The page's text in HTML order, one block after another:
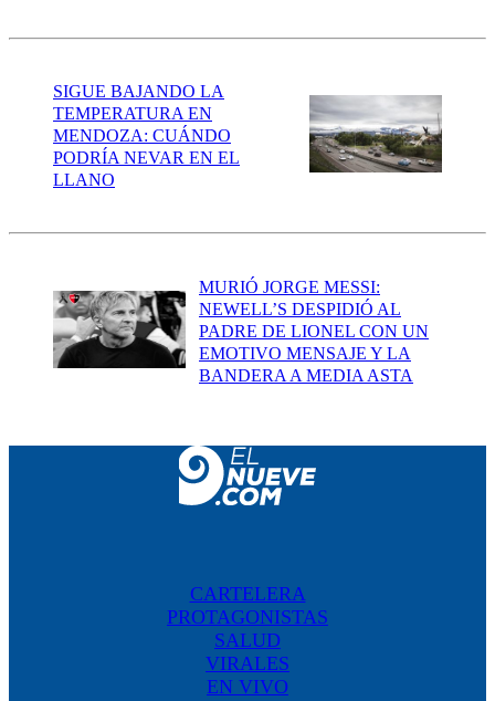
SIGUE BAJANDO LA
TEMPERATURA EN
MENDOZA: CUÁNDO
PODRÍA NEVAR EN EL
LLANO
MURIÓ JORGE MESSI:
NEWELL’S DESPIDIÓ AL
PADRE DE LIONEL CON UN
EMOTIVO MENSAJE Y LA
BANDERA A MEDIA ASTA
CARTELERA
PROTAGONISTAS
SALUD
VIRALES
EN VIVO